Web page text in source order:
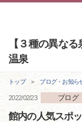
【３種の異な
温泉
トップ ブログ・お知ら
2022/02/23 ブログ
館内の人気スポ